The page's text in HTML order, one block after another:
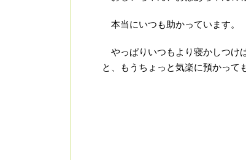
本当にいつも助かっています。
やっぱりいつもより寝かしつけ
と、もうちょっと気楽に預かって